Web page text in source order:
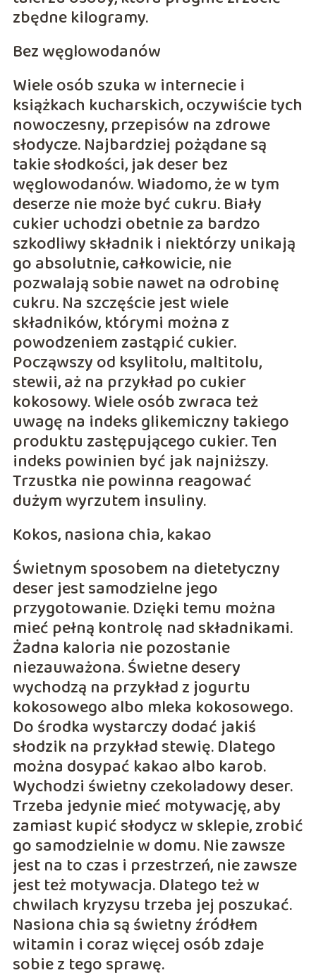
zbędne kilogramy.
Bez węglowodanów
Wiele osób szuka w internecie i
książkach kucharskich, oczywiście tych
nowoczesny, przepisów na zdrowe
słodycze. Najbardziej pożądane są
takie słodkości, jak deser bez
węglowodanów. Wiadomo, że w tym
deserze nie może być cukru. Biały
cukier uchodzi obetnie za bardzo
szkodliwy składnik i niektórzy unikają
go absolutnie, całkowicie, nie
pozwalają sobie nawet na odrobinę
cukru. Na szczęście jest wiele
składników, którymi można z
powodzeniem zastąpić cukier.
Począwszy od ksylitolu, maltitolu,
stewii, aż na przykład po cukier
kokosowy. Wiele osób zwraca też
uwagę na indeks glikemiczny takiego
produktu zastępującego cukier. Ten
indeks powinien być jak najniższy.
Trzustka nie powinna reagować
dużym wyrzutem insuliny.
Kokos, nasiona chia, kakao
Świetnym sposobem na dietetyczny
deser jest samodzielne jego
przygotowanie. Dzięki temu można
mieć pełną kontrolę nad składnikami.
Żadna kaloria nie pozostanie
niezauważona. Świetne desery
wychodzą na przykład z jogurtu
kokosowego albo mleka kokosowego.
Do środka wystarczy dodać jakiś
słodzik na przykład stewię. Dlatego
można dosypać kakao albo karob.
Wychodzi świetny czekoladowy deser.
Trzeba jedynie mieć motywację, aby
zamiast kupić słodycz w sklepie, zrobić
go samodzielnie w domu. Nie zawsze
jest na to czas i przestrzeń, nie zawsze
jest też motywacja. Dlatego też w
chwilach kryzysu trzeba jej poszukać.
Nasiona chia są świetny źródłem
witamin i coraz więcej osób zdaje
sobie z tego sprawę.